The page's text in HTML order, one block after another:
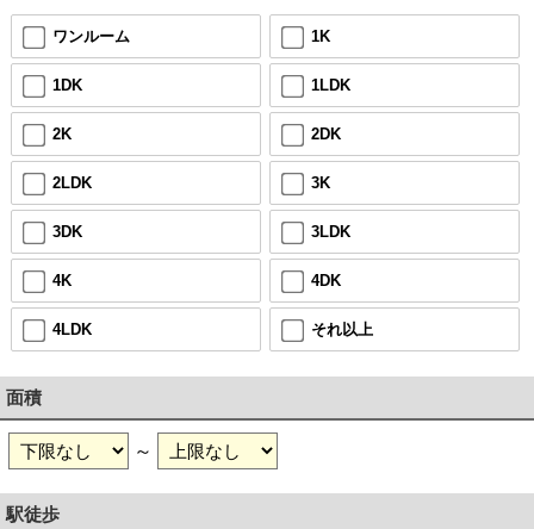
ワンルーム 1K
1DK 1LDK
2K 2DK
2LDK 3K
3DK 3LDK
4K 4DK
4LDK それ以上
面積
～
駅徒歩